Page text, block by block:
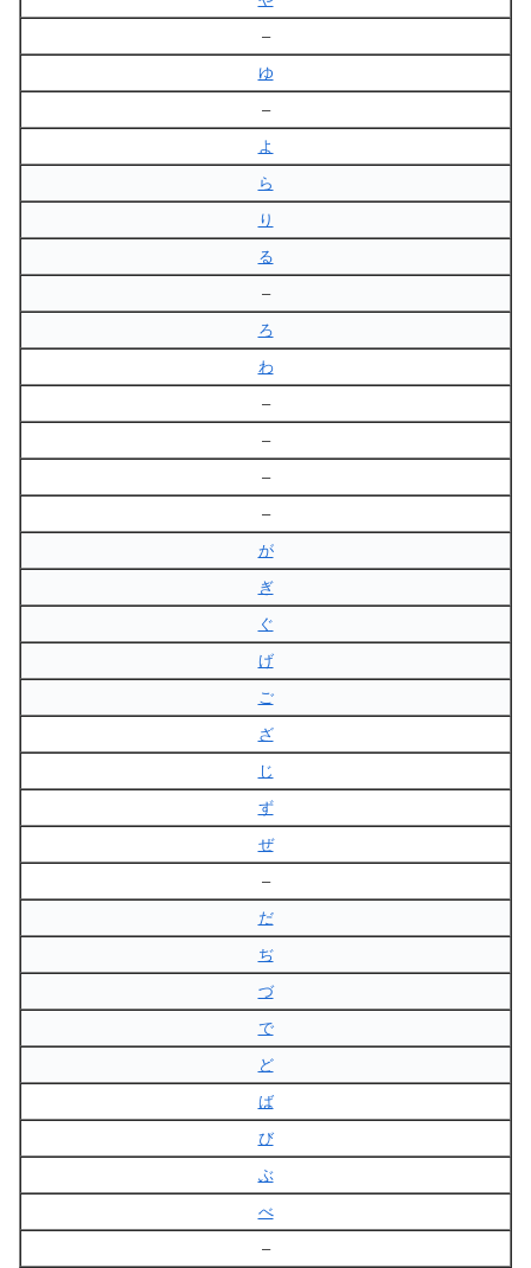
–
ゆ
–
よ
ら
り
る
–
ろ
わ
–
–
–
–
が
ぎ
ぐ
げ
ご
ざ
じ
ず
ぜ
–
だ
ぢ
づ
で
ど
ば
び
ぶ
べ
–